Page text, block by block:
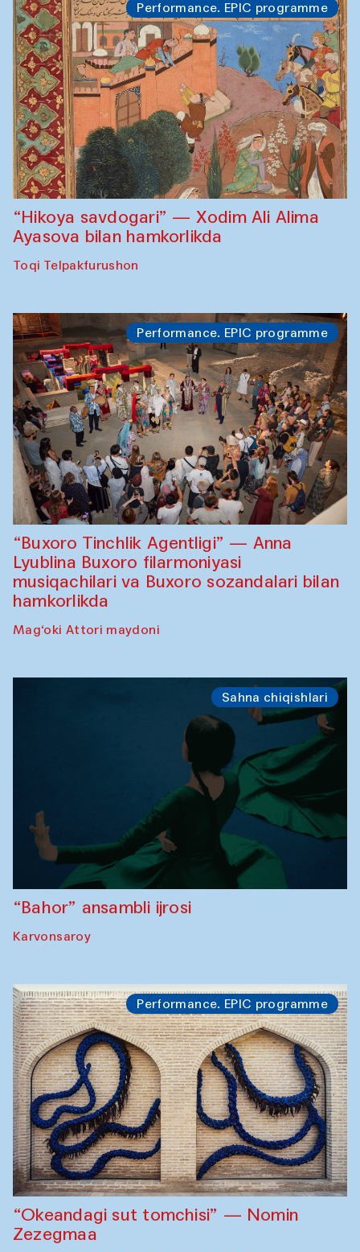
Performance. EPIC programme
“Hikoya savdogari” — Xodim Ali Alima
Ayasova bilan hamkorlikda
Toqi Telpakfurushon
Performance. EPIC programme
“Buxoro Tinchlik Agentligi” — Anna
Lyublina Buxoro filarmoniyasi
musiqachilari va Buxoro sozandalari bilan
hamkorlikda
Mag‘oki Attori maydoni
Sahna chiqishlari
“Bahor” ansambli ijrosi
Karvonsaroy
Performance. EPIC programme
“Okeandagi sut tomchisi” — Nomin
Zezegmaa